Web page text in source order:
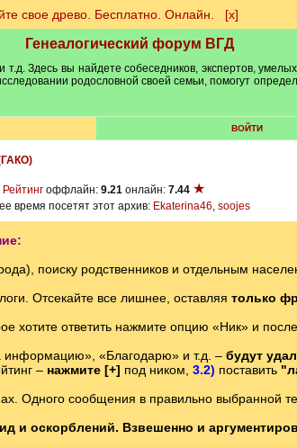
свое древо. Бесплатно. Онлайн. [х]
Генеалогический форум ВГД
Здесь вы найдете собеседников, экспертов,
родословной своей семьи, помогут
ВОЙТИ
Рейтинг оффлайн: 9.21 онлайн: 7.44 ★
время посетят этот архив: Ekaterina46, soojes
поиску родственников и отдельным
Отсекайте все лишнее, оставляя только
хотите ответить нажмите опцию «Ник» и
информацию», «Благодарю» и т.д. – будут
– нажмите [+] под ником, 3.2) поставить
Одного сообщения в правильно выбранной
и оскорблений. Взвешенно и